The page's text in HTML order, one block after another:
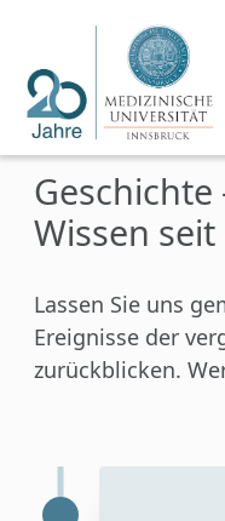
Zum Hauptinhalt
Geschichte
Wissen seit
Lassen Sie uns
Ereignisse der
zurückblicken.